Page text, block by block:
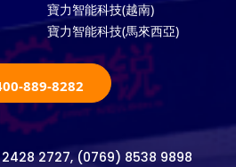
寶力智能科技(越南)
寶力智能科技(馬來西亞)
889-8282
2727, (0769) 8538 9898